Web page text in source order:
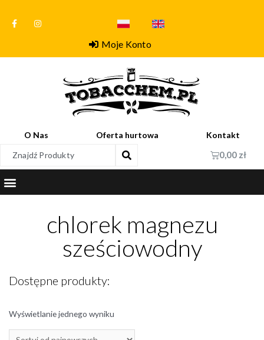
Moje Konto
O Nas Oferta hurtowa Kontakt
0,00 zł
chlorek magnezu
sześciowodny
Dostępne produkty:
Wyświetlanie jednego wyniku